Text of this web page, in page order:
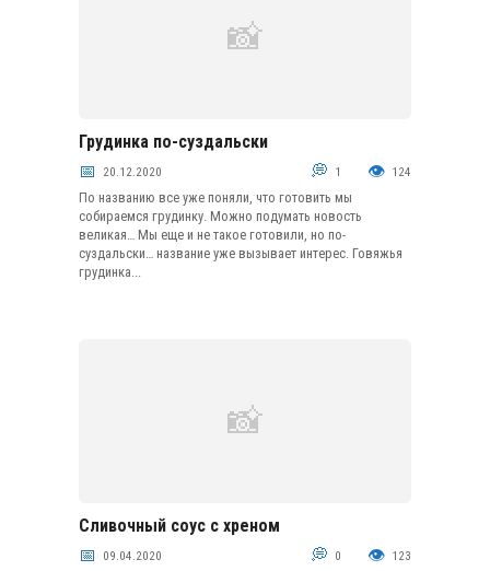
Мясо
Грудинка по-суздальски
20.12.2020 1 124
По названию все уже поняли, что готовить мы
собираемся грудинку. Можно подумать новость
великая… Мы еще и не такое готовили, но по-
суздальски… название уже вызывает интерес. Говяжья
грудинка...
Сливочные, молочные и кисломолочные соусы
Сливочный соус с хреном
09.04.2020 0 123